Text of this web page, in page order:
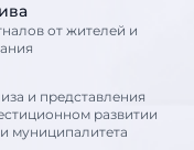
от жителей и
и представления
развитии
или муниципалитета